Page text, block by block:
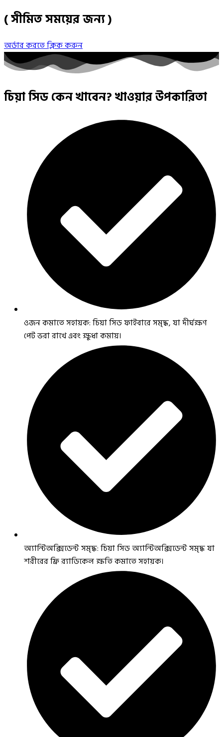
( সীমিত সময়ের জন্য )
অর্ডার করতে ক্লিক করুন
চিয়া সিড কেন খাবেন? খাওয়ার উপকারিতা
ওজন কমাতে সহায়ক: চিয়া সিড ফাইবারে সমৃদ্ধ, যা দীর্ঘক্ষণ
পেট ভরা রাখে এবং ক্ষুধা কমায়।
অ্যান্টিঅক্সিডেন্ট সমৃদ্ধ: চিয়া সিড অ্যান্টিঅক্সিডেন্ট সমৃদ্ধ যা
শরীরের ফ্রি র‍্যাডিকেল ক্ষতি কমাতে সহায়ক।